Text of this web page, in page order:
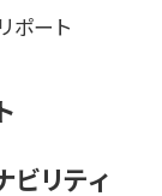
ポート
ビリティ